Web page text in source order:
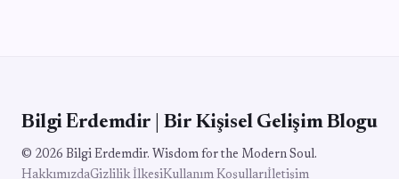
Bilgi Erdemdir | Bir Kişisel Gelişim Blogu
© 2026 Bilgi Erdemdir. Wisdom for the Modern Soul.
HakkımızdaGizlilik İlkesiKullanım Koşullarıİletişim